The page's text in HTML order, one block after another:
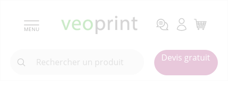
MENU
Devis gratuit